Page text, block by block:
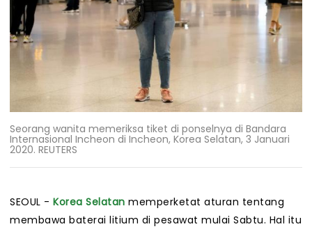
Seorang wanita memeriksa tiket di ponselnya di Bandara
Internasional Incheon di Incheon, Korea Selatan, 3 Januari
2020. REUTERS
SEOUL - Korea Selatan memperketat aturan tentang
membawa baterai litium di pesawat mulai Sabtu. Hal itu